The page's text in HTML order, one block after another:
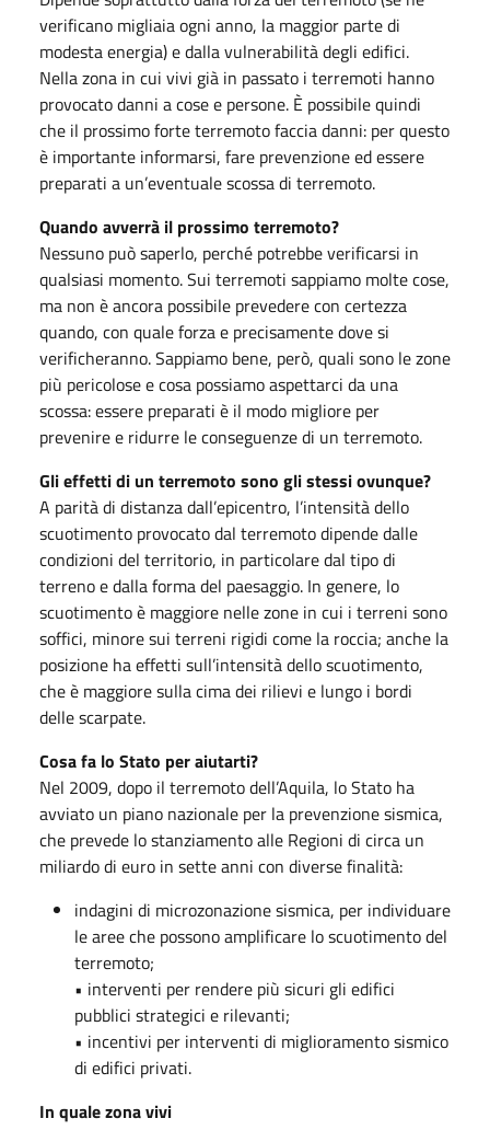
verificano migliaia ogni anno, la maggior parte di
modesta energia) e dalla vulnerabilità degli edifici.
Nella zona in cui vivi già in passato i terremoti hanno
provocato danni a cose e persone. È possibile quindi
che il prossimo forte terremoto faccia danni: per questo
è importante informarsi, fare prevenzione ed essere
preparati a un’eventuale scossa di terremoto.
Quando avverrà il prossimo terremoto?
Nessuno può saperlo, perché potrebbe verificarsi in
qualsiasi momento. Sui terremoti sappiamo molte cose,
ma non è ancora possibile prevedere con certezza
quando, con quale forza e precisamente dove si
verificheranno. Sappiamo bene, però, quali sono le zone
più pericolose e cosa possiamo aspettarci da una
scossa: essere preparati è il modo migliore per
prevenire e ridurre le conseguenze di un terremoto.
Gli effetti di un terremoto sono gli stessi ovunque?
A parità di distanza dall’epicentro, l’intensità dello
scuotimento provocato dal terremoto dipende dalle
condizioni del territorio, in particolare dal tipo di
terreno e dalla forma del paesaggio. In genere, lo
scuotimento è maggiore nelle zone in cui i terreni sono
soffici, minore sui terreni rigidi come la roccia; anche la
posizione ha effetti sull’intensità dello scuotimento,
che è maggiore sulla cima dei rilievi e lungo i bordi
delle scarpate.
Cosa fa lo Stato per aiutarti?
Nel 2009, dopo il terremoto dell’Aquila, lo Stato ha
avviato un piano nazionale per la prevenzione sismica,
che prevede lo stanziamento alle Regioni di circa un
miliardo di euro in sette anni con diverse finalità:
indagini di microzonazione sismica, per individuare
le aree che possono amplificare lo scuotimento del
terremoto;
• interventi per rendere più sicuri gli edifici
pubblici strategici e rilevanti;
• incentivi per interventi di miglioramento sismico
di edifici privati.
In quale zona vivi